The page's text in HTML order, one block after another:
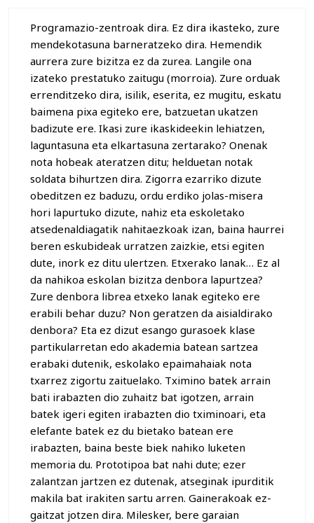
Programazio-zentroak dira. Ez dira ikasteko, zure
mendekotasuna barneratzeko dira. Hemendik
aurrera zure bizitza ez da zurea. Langile ona
izateko prestatuko zaitugu (morroia). Zure orduak
errenditzeko dira, isilik, eserita, ez mugitu, eskatu
baimena pixa egiteko ere, batzuetan ukatzen
badizute ere. Ikasi zure ikaskideekin lehiatzen,
laguntasuna eta elkartasuna zertarako? Onenak
nota hobeak ateratzen ditu; helduetan notak
soldata bihurtzen dira. Zigorra ezarriko dizute
obeditzen ez baduzu, ordu erdiko jolas-misera
hori lapurtuko dizute, nahiz eta eskoletako
atsedenaldiagatik nahitaezkoak izan, baina haurrei
beren eskubideak urratzen zaizkie, etsi egiten
dute, inork ez ditu ulertzen. Etxerako lanak… Ez al
da nahikoa eskolan bizitza denbora lapurtzea?
Zure denbora librea etxeko lanak egiteko ere
erabili behar duzu? Non geratzen da aisialdirako
denbora? Eta ez dizut esango gurasoek klase
partikularretan edo akademia batean sartzea
erabaki dutenik, eskolako epaimahaiak nota
txarrez zigortu zaituelako. Tximino batek arrain
bati irabazten dio zuhaitz bat igotzen, arrain
batek igeri egiten irabazten dio tximinoari, eta
elefante batek ez du bietako batean ere
irabazten, baina beste biek nahiko luketen
memoria du. Prototipoa bat nahi dute; ezer
zalantzan jartzen ez dutenak, atseginak ipurditik
makila bat irakiten sartu arren. Gainerakoak ez-
gaitzat jotzen dira. Milesker, bere garaian